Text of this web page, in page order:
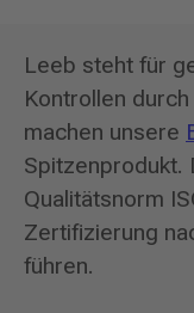
Leeb steht für
Kontrollen
machen unsere
Spitzenprodukt.
Qualitätsnorm
Zertifizierung
führen.